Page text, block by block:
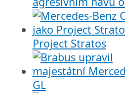
Project Stratos
GL